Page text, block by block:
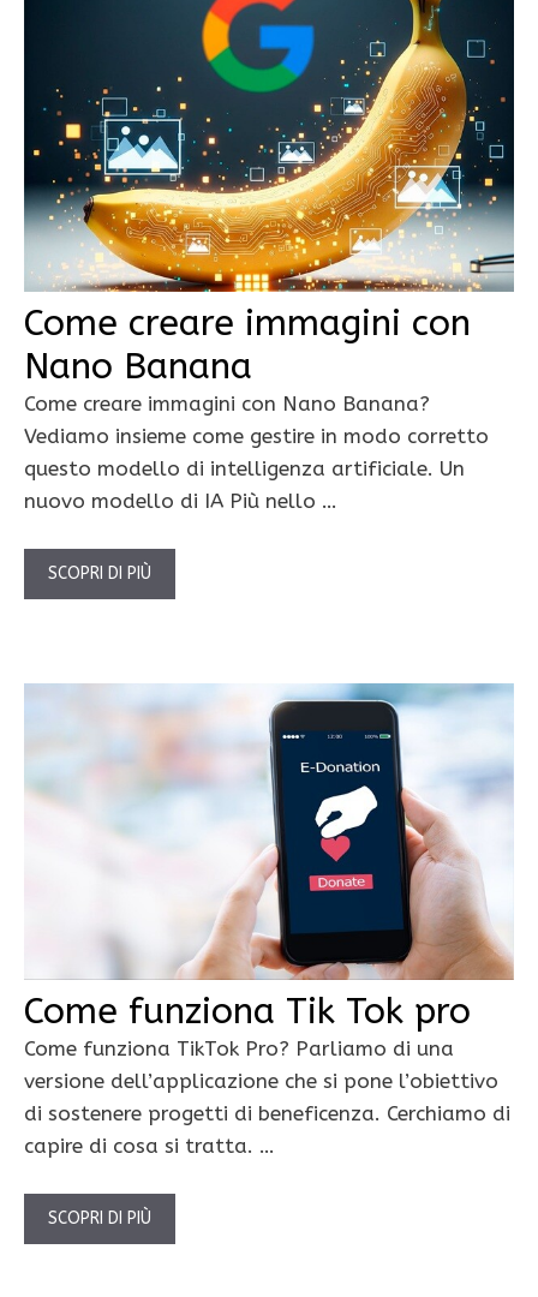
Come creare immagini con
Nano Banana
Come creare immagini con Nano Banana?
Vediamo insieme come gestire in modo corretto
questo modello di intelligenza artificiale. Un
nuovo modello di IA Più nello …
SCOPRI DI PIÙ
Come funziona Tik Tok pro
Come funziona TikTok Pro? Parliamo di una
versione dell’applicazione che si pone l’obiettivo
di sostenere progetti di beneficenza. Cerchiamo di
capire di cosa si tratta. …
SCOPRI DI PIÙ